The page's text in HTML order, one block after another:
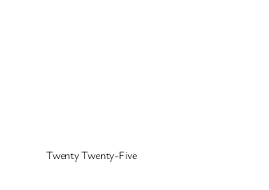
Twenty Twenty-Five